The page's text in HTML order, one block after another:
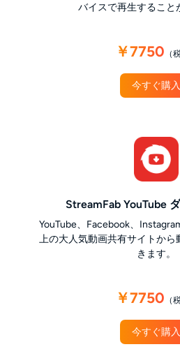
バイスで再生すること
￥7750 （
今すぐ購入
StreamFab YouTube
YouTube、Facebook、
上の大人気動画共有サイトから
きます。
￥7750 （
今すぐ購入